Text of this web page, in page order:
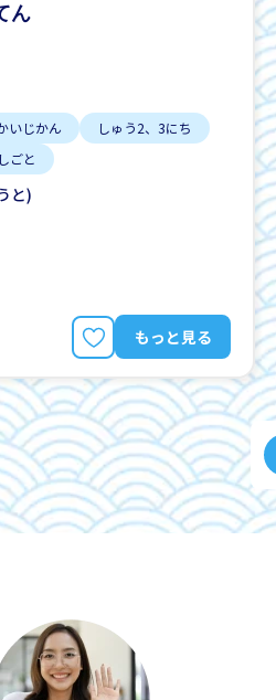
ん
いじかん
しゅう2、3にち
ごと
と)
もっと見る